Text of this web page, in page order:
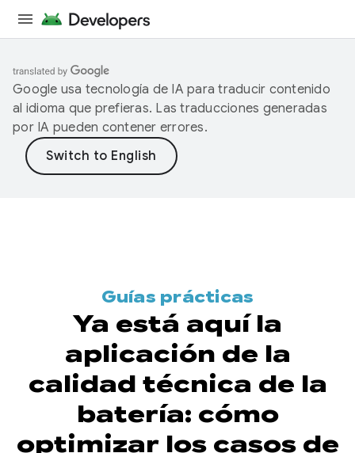
Google usa tecnología de IA para traducir contenido
al idioma que prefieras. Las traducciones generadas
por IA pueden contener errores.
Guías prácticas
Ya está aquí la
aplicación de la
calidad técnica de la
batería: cómo
optimizar los casos de